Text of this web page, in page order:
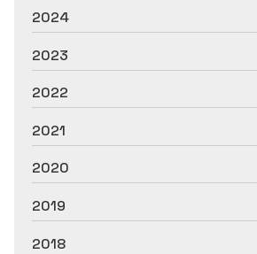
2024
2023
2022
2021
2020
2019
2018